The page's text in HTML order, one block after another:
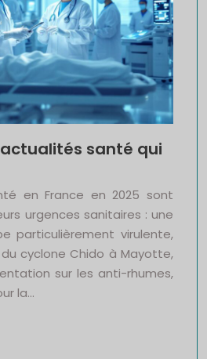
santé qui
en France en 2025 sont
urgences sanitaires : une
particulièrement virulente,
cyclone Chido à Mayotte,
sur les anti-rhumes,
la…